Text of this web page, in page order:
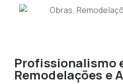
Profissionalismo
Remodelações e